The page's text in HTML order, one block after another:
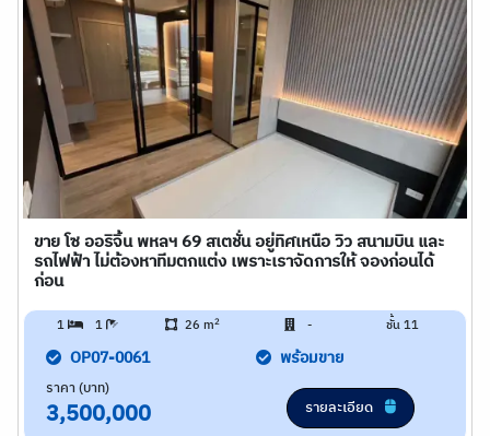
ขาย โซ ออริจิ้น พหลฯ 69 สเตชั่น อยู่ทิศเหนือ วิว สนามบิน และ
รถไฟฟ้า ไม่ต้องหาทีมตกแต่ง เพราะเราจัดการให้ จองก่อนได้
ก่อน
1 1 26 m2 - ชั้น 11
OP07-0061 พร้อมขาย
ราคา (บาท)
3,500,000 รายละเอียด